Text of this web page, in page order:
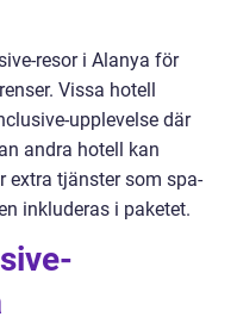
resor i Alanya för
Vissa hotell
upplevelse där
andra hotell kan
extra tjänster som spa-
inkluderas i paketet.